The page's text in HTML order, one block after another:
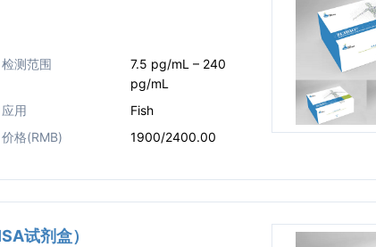
检测范围
7.5 pg/mL – 240
pg/mL
应用
Fish
价格(RMB) 1900/2400.00
试剂盒）